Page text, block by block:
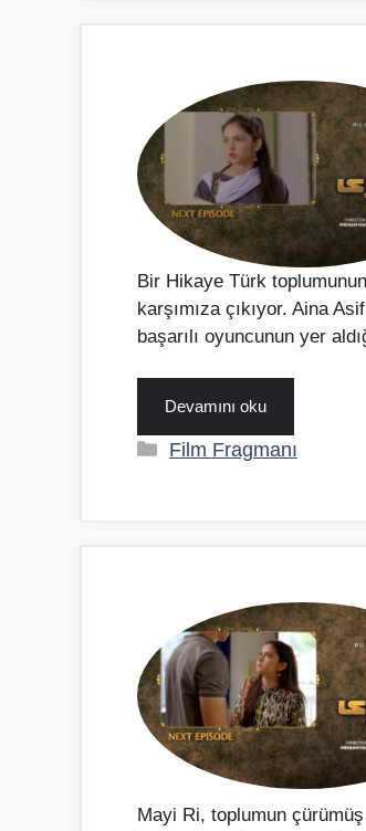
Bir Hikaye Türk
karşımıza çıkıyor. Aina
başarılı oyuncunun yer
Devamını oku
Kategoriler
Film Fragmanı
Mayi Ri, toplumun